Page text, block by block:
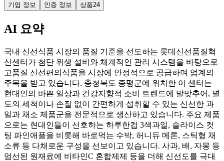
기업 정보
인증 정보 상품24
AI 요약
국내 신선식품 시장의 품질 기준을 선도하는 롯데신선품질혁
신센터가 첨단 위생 설비와 체계적인 관리 시스템을 바탕으로
고품질 신선편의식품을 시장에 안정적으로 공급하며 업계의
주목을 받고 있습니다. 충청북도 증평군에 위치한 이 센터는
현대인의 바쁜 일상과 건강지향적 소비 트렌드에 발맞추어, 별
도의 세척이나 손질 없이 간편하게 섭취할 수 있는 신선한 과
일과 채소 제품군을 전문적으로 생산하고 있습니다. 주요 제품
으로는 현대인들이 선호하는 하루한컵 3색과일, 슬라이스 컷
팅 파인애플을 비롯해 바로먹는 수박, 허니듀 메론, 스틱형 채
소류 등 다채로운 구성을 선보이고 있습니다. 사과, 배, 자몽 등
엄선된 원재료에 비타민C 혼합제제 등을 더해 신선도를 극대